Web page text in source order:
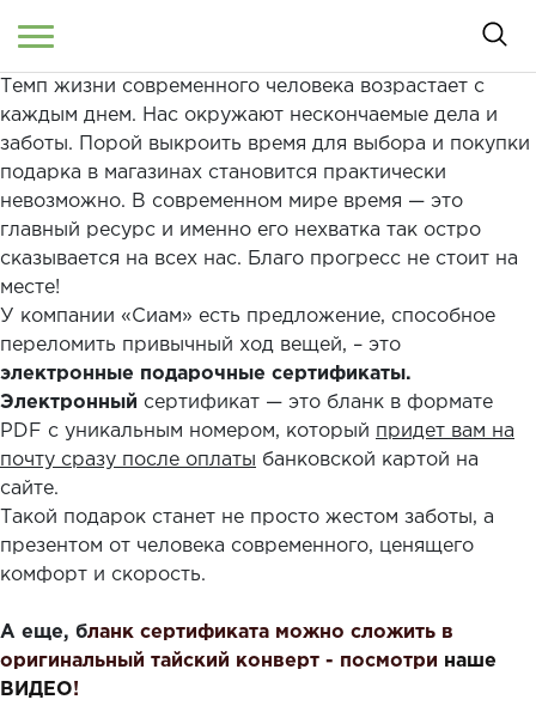
Войти / Регистрация
О МАГАЗИНЕ
ДОСТАВКА И ОПЛАТА
БРЕНДЫ
Здравствуйте! Что вы ищете?
Темп жизни современного человека возрастает с
каждым днем. Нас окружают нескончаемые дела и
заботы. Порой выкроить время для выбора и покупки
подарка в магазинах становится практически
невозможно. В современном мире время — это
главный ресурс и именно его нехватка так остро
сказывается на всех нас. Благо прогресс не стоит на
месте!
У компании «Сиам» есть предложение, способное
переломить привычный ход вещей, – это
электронные подарочные сертификаты.
Электронный сертификат — это бланк в формате
PDF с уникальным номером, который придет вам на
почту сразу после оплаты банковской картой на
сайте.
Такой подарок станет не просто жестом заботы, а
презентом от человека современного, ценящего
комфорт и скорость.
А еще, бланк сертификата можно сложить в
оригинальный тайский конверт - посмотри наше
ВИДЕО!